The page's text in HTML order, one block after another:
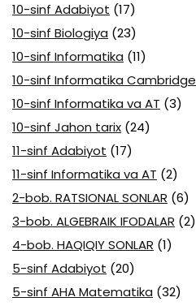
10-sinf Adabiyot (17)
10-sinf Biologiya (23)
10-sinf Informatika (11)
10-sinf Informatika Cambridge
10-sinf Informatika va AT (3)
10-sinf Jahon tarix (24)
11-sinf Adabiyot (17)
11-sinf Informatika va AT (2)
2-bob. RATSIONAL SONLAR (6)
3-bob. ALGEBRAIK IFODALAR (2)
4-bob. HAQIQIY SONLAR (1)
5-sinf Adabiyot (20)
5-sinf AHA Matematika (32)